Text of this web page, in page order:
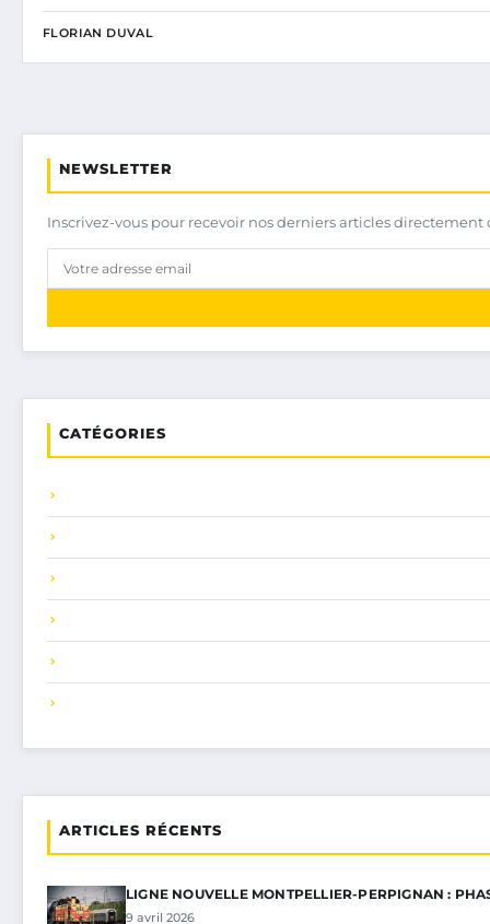
FLORIAN DUVAL
NEWSLETTER
Inscrivez-vous pour recevoir nos derniers articles
CATÉGORIES
ARTICLES RÉCENTS
LIGNE NOUVELLE MONTPELLIER-PERPIGNAN :
9 avril 2026